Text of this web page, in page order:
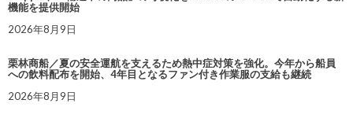
機能を提供開始
2026年8月9日
栗林商船／夏の安全運航を支えるため熱中症対策を強化。今年から船員
への飲料配布を開始、4年目となるファン付き作業服の支給も継続
2026年8月9日